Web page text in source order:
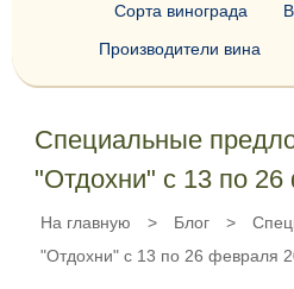
Специальные
"Отдохни" с 13 по
На главную > Блог >
"Отдохни" с 13 по 26 февраля
Сорта винограда
Производители вина